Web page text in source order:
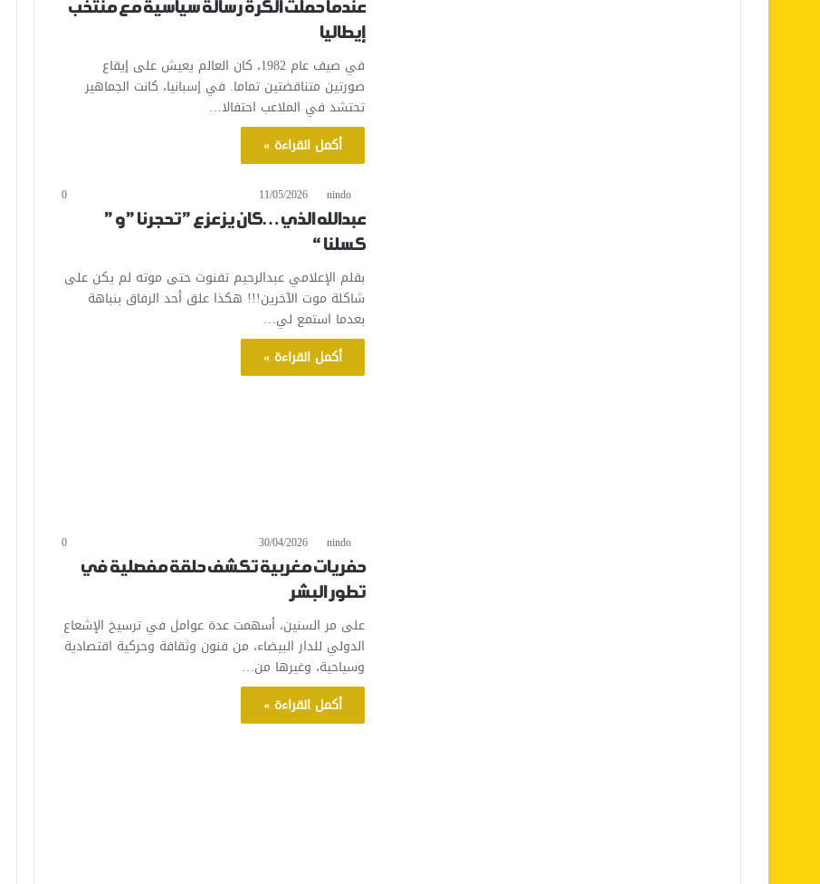
عندما حملت الكرة رسالة سياسية مع منتخب
إيطاليا
في صيف عام 1982، كان العالم يعيش على إيقاع
صورتين متناقضتين تماما. في إسبانيا، كانت الجماهير
تحتشد في الملاعب احتفالا…
أكمل القراءة »
nindo
11/05/2026
0
عبدالله الذي…كان يزعزع ” تحجرنا ” و ”
كسلنا “
بقلم الإعلامي عبدالرحيم تفنوت حتى موته لم يكن على
شاكلة موت الآخرين!!! هكذا علق أحد الرفاق بنباهة
بعدما استمع لي…
أكمل القراءة »
nindo
30/04/2026
0
حفريات مغربية تكشف حلقة مفصلية في
تطور البشر
على مر السنين، أسهمت عدة عوامل في ترسيخ الإشعاع
الدولي للدار البيضاء، من فنون وثقافة وحركية اقتصادية
وسياحية، وغيرها من…
أكمل القراءة »